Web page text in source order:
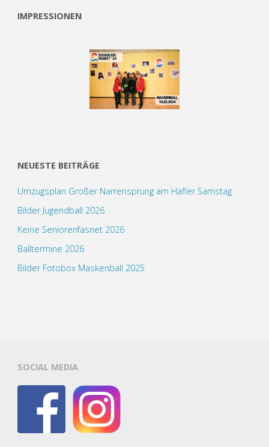
IMPRESSIONEN
NEUESTE BEITRÄGE
Umzugsplan Großer Narrensprung am Häfler Samstag
Bilder Jugendball 2026
Keine Seniorenfasnet 2026
Balltermine 2026
Bilder Fotobox Maskenball 2025
SOCIAL MEDIA